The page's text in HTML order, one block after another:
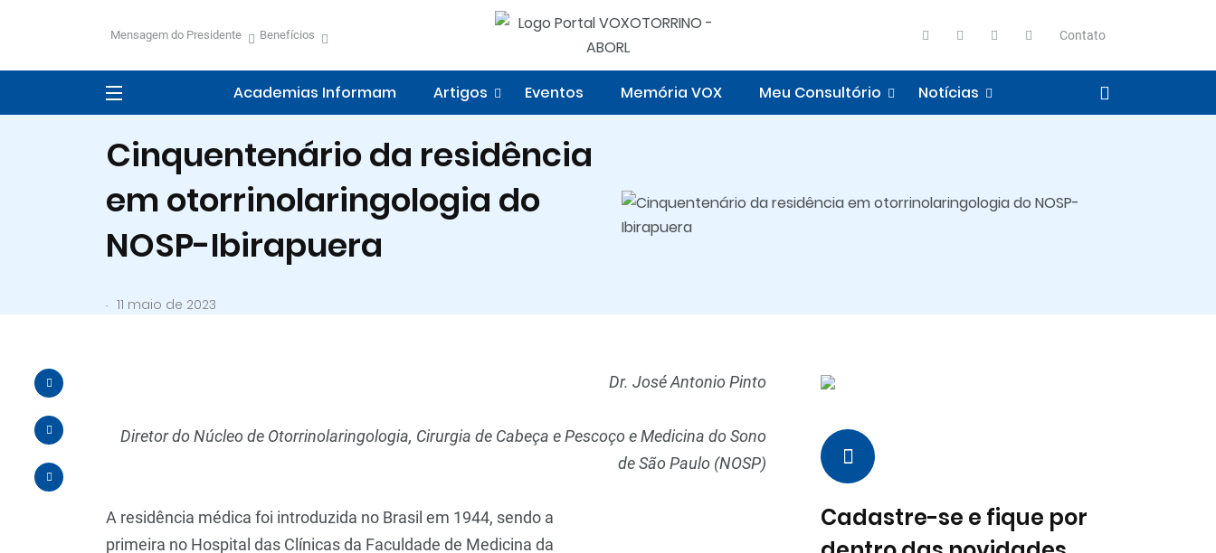
Mensagem do Presidente Benefícios Contato
Academias Informam Artigos Eventos Memória VOX Meu Consultório Notícias
Cinquentenário da residência
em otorrinolaringologia do
NOSP-Ibirapuera
. 11 maio de 2023
Dr. José Antonio Pinto
Diretor do Núcleo de Otorrinolaringologia, Cirurgia de Cabeça e Pescoço e Medicina do Sono
de São Paulo (NOSP)
A residência médica foi introduzida no Brasil em 1944, sendo a
primeira no Hospital das Clínicas da Faculdade de Medicina da
Cadastre-se e fique por